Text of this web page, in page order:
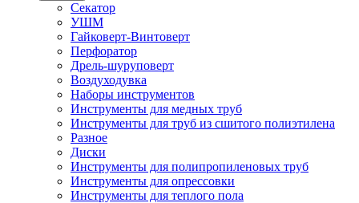
Секатор
УШМ
Гайковерт-Винтоверт
Перфоратор
Дрель-шуруповерт
Воздуходувка
Наборы инструментов
Инструменты для медных труб
Инструменты для труб из сшитого полиэтилена
Разное
Диски
Инструменты для полипропиленовых труб
Инструменты для опрессовки
Инструменты для теплого пола